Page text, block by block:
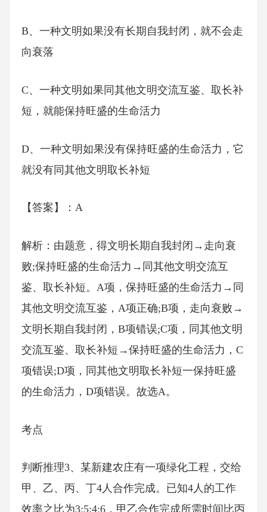
B、一种文明如果没有长期自我封闭，就不会走
向衰落
C、一种文明如果同其他文明交流互鉴、取长补
短，就能保持旺盛的生命活力
D、一种文明如果没有保持旺盛的生命活力，它
就没有同其他文明取长补短
【答案】：A
解析：由题意，得文明长期自我封闭→走向衰
败;保持旺盛的生命活力→同其他文明交流互
鉴、取长补短。A项，保持旺盛的生命活力→同
其他文明交流互鉴，A项正确;B项，走向衰败→
文明长期自我封闭，B项错误;C项，同其他文明
交流互鉴、取长补短→保持旺盛的生命活力，C
项错误;D项，同其他文明取长补短一保持旺盛
的生命活力，D项错误。故选A。
考点
判断推理3、某新建农庄有一项绿化工程，交给
甲、乙、丙、丁4人合作完成。已知4人的工作
效率之比为3:5:4:6，甲乙合作完成所需时间比丙